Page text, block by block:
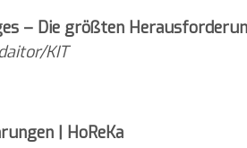
– Die größten
KIT
| HoReKa